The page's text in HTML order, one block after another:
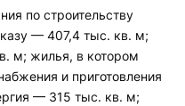
по строительству
— 407,4 тыс. кв. м;
м; жилья, в котором
и приготовления
— 315 тыс. кв. м;